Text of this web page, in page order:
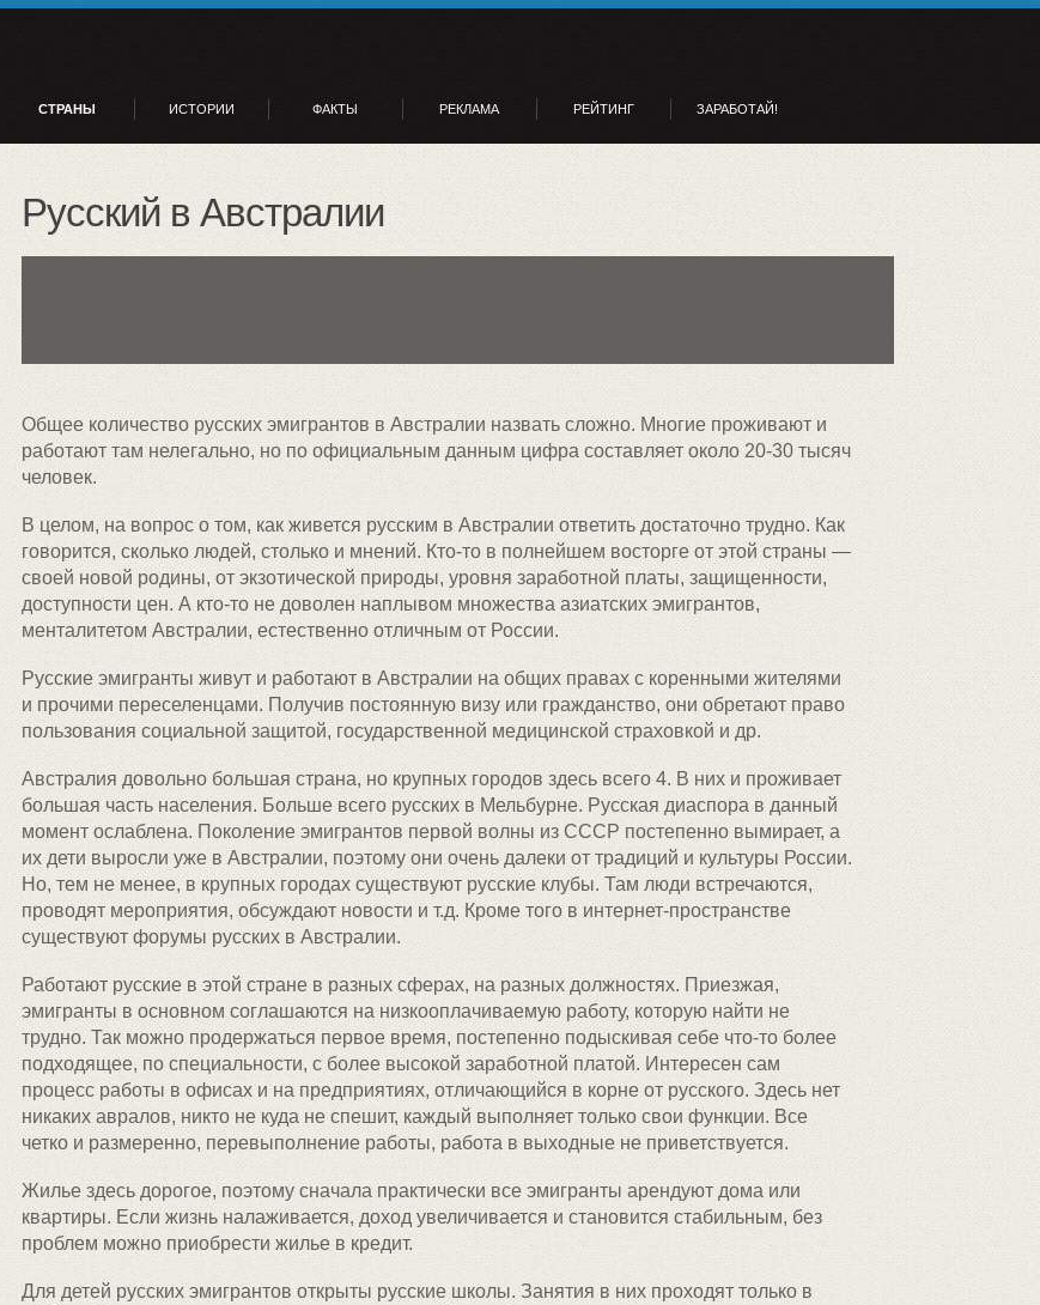
СТРАНЫ ИСТОРИИ ФАКТЫ РЕКЛАМА РЕЙТИНГ ЗАРАБОТАЙ!
Русский в Австралии
Общее количество русских эмигрантов в Австралии назвать сложно. Многие проживают и
работают там нелегально, но по официальным данным цифра составляет около 20-30 тысяч
человек.
В целом, на вопрос о том, как живется русским в Австралии ответить достаточно трудно. Как
говорится, сколько людей, столько и мнений. Кто-то в полнейшем восторге от этой страны —
своей новой родины, от экзотической природы, уровня заработной платы, защищенности,
доступности цен. А кто-то не доволен наплывом множества азиатских эмигрантов,
менталитетом Австралии, естественно отличным от России.
Русские эмигранты живут и работают в Австралии на общих правах с коренными жителями
и прочими переселенцами. Получив постоянную визу или гражданство, они обретают право
пользования социальной защитой, государственной медицинской страховкой и др.
Австралия довольно большая страна, но крупных городов здесь всего 4. В них и проживает
большая часть населения. Больше всего русских в Мельбурне. Русская диаспора в данный
момент ослаблена. Поколение эмигрантов первой волны из СССР постепенно вымирает, а
их дети выросли уже в Австралии, поэтому они очень далеки от традиций и культуры России.
Но, тем не менее, в крупных городах существуют русские клубы. Там люди встречаются,
проводят мероприятия, обсуждают новости и т.д. Кроме того в интернет-пространстве
существуют форумы русских в Австралии.
Работают русские в этой стране в разных сферах, на разных должностях. Приезжая,
эмигранты в основном соглашаются на низкооплачиваемую работу, которую найти не
трудно. Так можно продержаться первое время, постепенно подыскивая себе что-то более
подходящее, по специальности, с более высокой заработной платой. Интересен сам
процесс работы в офисах и на предприятиях, отличающийся в корне от русского. Здесь нет
никаких авралов, никто не куда не спешит, каждый выполняет только свои функции. Все
четко и размеренно, перевыполнение работы, работа в выходные не приветствуется.
Жилье здесь дорогое, поэтому сначала практически все эмигранты арендуют дома или
квартиры. Если жизнь налаживается, доход увеличивается и становится стабильным, без
проблем можно приобрести жилье в кредит.
Для детей русских эмигрантов открыты русские школы. Занятия в них проходят только в